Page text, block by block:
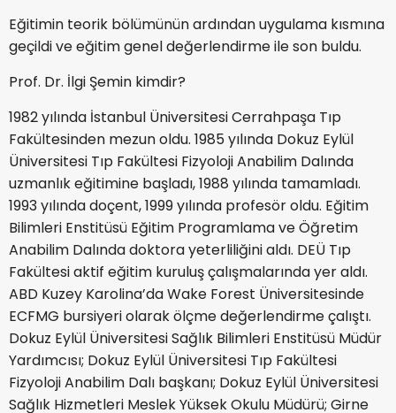
Eğitimin teorik bölümünün ardından uygulama kısmına
geçildi ve eğitim genel değerlendirme ile son buldu.
Prof. Dr. İlgi Şemin kimdir?
1982 yılında İstanbul Üniversitesi Cerrahpaşa Tıp
Fakültesinden mezun oldu. 1985 yılında Dokuz Eylül
Üniversitesi Tıp Fakültesi Fizyoloji Anabilim Dalında
uzmanlık eğitimine başladı, 1988 yılında tamamladı.
1993 yılında doçent, 1999 yılında profesör oldu. Eğitim
Bilimleri Enstitüsü Eğitim Programlama ve Öğretim
Anabilim Dalında doktora yeterliliğini aldı. DEÜ Tıp
Fakültesi aktif eğitim kuruluş çalışmalarında yer aldı.
ABD Kuzey Karolina’da Wake Forest Üniversitesinde
ECFMG bursiyeri olarak ölçme değerlendirme çalıştı.
Dokuz Eylül Üniversitesi Sağlık Bilimleri Enstitüsü Müdür
Yardımcısı; Dokuz Eylül Üniversitesi Tıp Fakültesi
Fizyoloji Anabilim Dalı başkanı; Dokuz Eylül Üniversitesi
Sağlık Hizmetleri Meslek Yüksek Okulu Müdürü; Girne